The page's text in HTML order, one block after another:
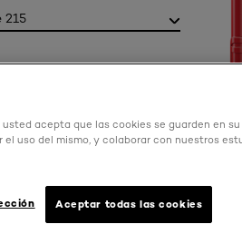
215
acepta que las cookies se guarden en
uso del mismo, y colaborar con nuestros
Aceptar todas las cookies